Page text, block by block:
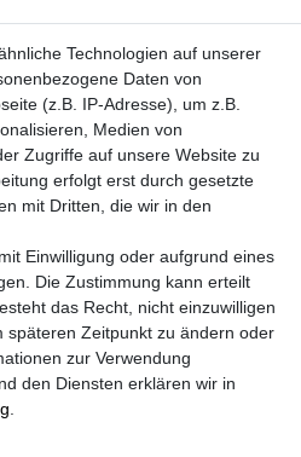
Technologien auf unserer
Daten von
(z.B. IP-Adresse), um z.B.
Medien von
Zugriffe auf unsere Website zu
erfolgt erst durch gesetzte
mit Dritten, die wir in den
Einwilligung oder aufgrund eines
Die Zustimmung kann erteilt
das Recht, nicht einzuwilligen
späteren Zeitpunkt zu ändern oder
zur Verwendung
den Diensten erklären wir in